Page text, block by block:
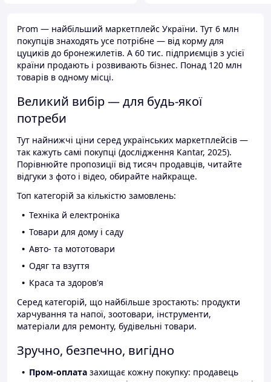
Prom — найбільший маркетплейс України. Тут 6 млн
покупців знаходять усе потрібне — від корму для
цуциків до бронежилетів. А 60 тис. підприємців з усієї
країни продають і розвивають бізнес. Понад 120 млн
товарів в одному місці.
Великий вибір — для будь-якої
потреби
Тут найнижчі ціни серед українських маркетплейсів —
так кажуть самі покупці (дослідження Kantar, 2025).
Порівнюйте пропозиції від тисяч продавців, читайте
відгуки з фото і відео, обирайте найкраще.
Топ категорій за кількістю замовлень:
Техніка й електроніка
Товари для дому і саду
Авто- та мототовари
Одяг та взуття
Краса та здоров'я
Серед категорій, що найбільше зростають: продукти
харчування та напої, зоотовари, інструменти,
матеріали для ремонту, будівельні товари.
Зручно, безпечно, вигідно
Пром-оплата захищає кожну покупку: продавець